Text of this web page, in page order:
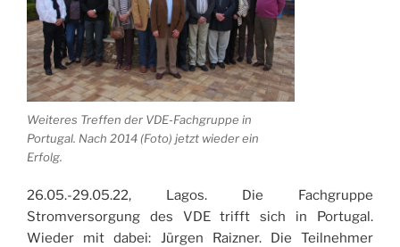
Weiteres Treffen der VDE-Fachgruppe in
Portugal. Nach 2014 (Foto) jetzt wieder ein
Erfolg.
26.05.-29.05.22, Lagos. Die Fachgruppe
Stromversorgung des VDE trifft sich in Portugal.
Wieder mit dabei: Jürgen Raizner. Die Teilnehmer